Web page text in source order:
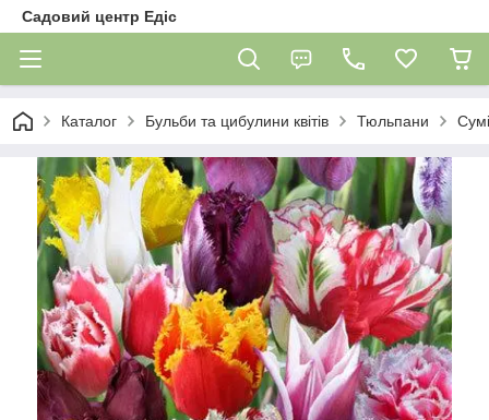
Садовий центр Едіс
Каталог Бульби та цибулини квітів Тюльпани